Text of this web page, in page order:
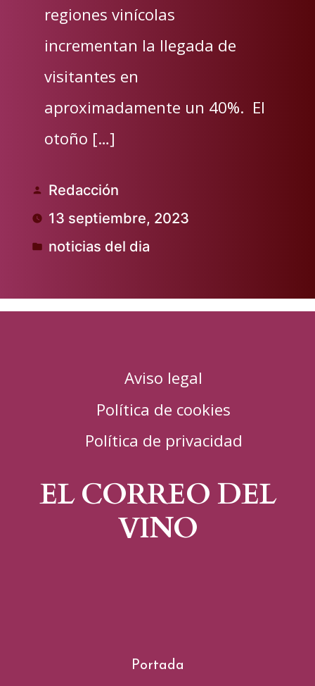
regiones vinícolas
incrementan la llegada de
visitantes en
aproximadamente un 40%. El
otoño […]
Publicado
por
Redacción
13 septiembre, 2023
Publicado
noticias del dia
Aviso legal
Política de cookies
Política de privacidad
EL CORREO DEL
VINO
Portada